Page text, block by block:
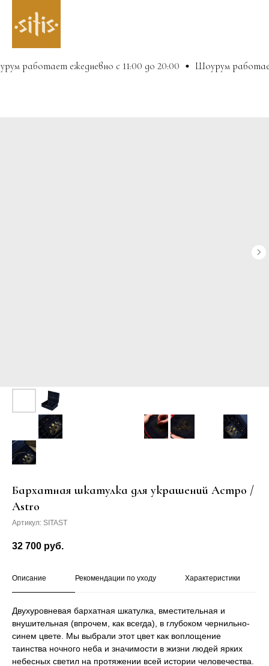
работает ежедневно с 11:00 до 20:00 Шоурум работает
Бархатная шкатулка для украшений Астро /
Astro
Артикул: SITAST
32 700 руб.
Описание Рекомендации по уходу Характеристики
Двухуровневая бархатная шкатулка, вместительная и
внушительная (впрочем, как всегда), в глубоком чернильно-
синем цвете. Мы выбрали этот цвет как воплощение
таинства ночного неба и значимости в жизни людей ярких
небесных светил на протяжении всей истории человечества.